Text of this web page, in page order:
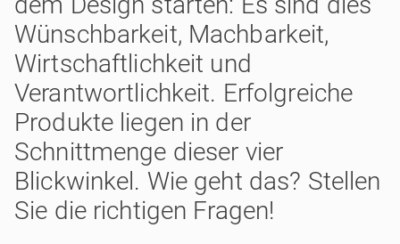
Wünschbarkeit, Machbarkeit,
Wirtschaftlichkeit und
Verantwortlichkeit. Erfolgreiche
Produkte liegen in der
Schnittmenge dieser vier
Blickwinkel. Wie geht das? Stellen
Sie die richtigen Fragen!